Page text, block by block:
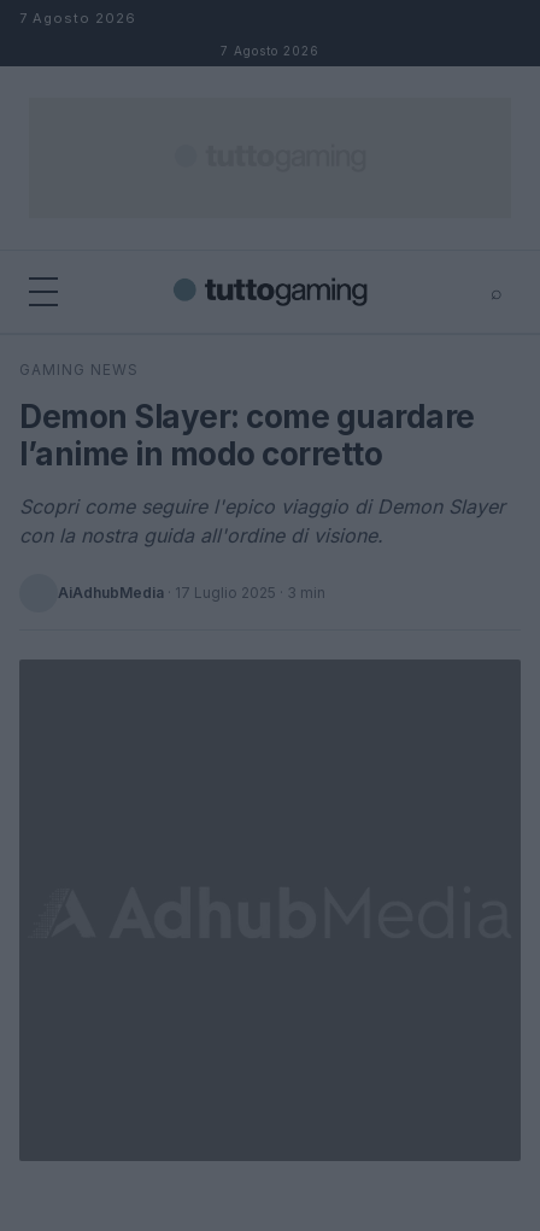
Salta al contenuto
7 Agosto 2026
7 Agosto 2026
⌕
Cerca
GAMING NEWS
Demon Slayer: come guardare
l’anime in modo corretto
Scopri come seguire l'epico viaggio di Demon Slayer
con la nostra guida all'ordine di visione.
AiAdhubMedia · 17 Luglio 2025 · 3 min